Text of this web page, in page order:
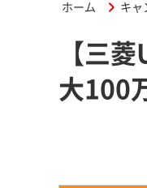
ホーム キャ
【三
大100